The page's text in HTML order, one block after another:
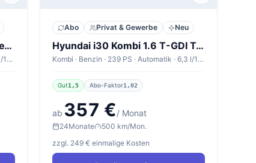
Cupra Leon Sportstourer 1.5 eTSI 110kW DSG Sportstourer V1
Kombi · Benzin · 150 PS · Automatik · 5,6 l/100km
Abo Privat & Gewerbe Neu
Hyundai i30 Kombi 1.6 T-GDI Trend
Kombi · Benzin · 239 PS · Automatik · 6,3 l/100km
Gut1,5 Abo-Faktor1,02
ab 357 €/ Monat
24Monate
500 km/Mon.
zzgl. 249 € einmalige Kosten